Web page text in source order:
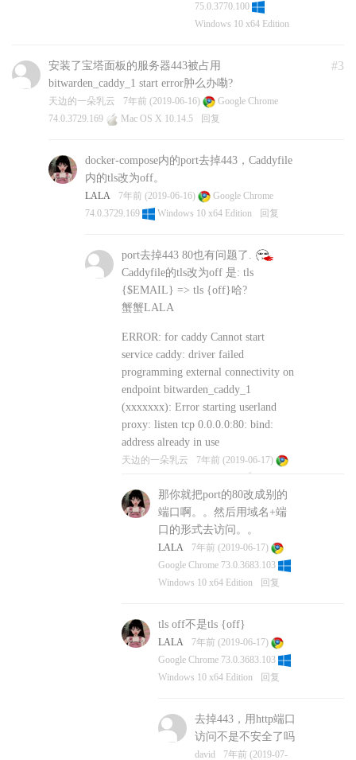
75.0.3770.100
Windows 10 x64 Edition
#3
安装了宝塔面板的服务器443被占用
bitwarden_caddy_1 start error肿么办嘞?
天边的一朵乳云 7年前 (2019-06-16)
Google Chrome
74.0.3729.169
Mac OS X 10.14.5 回复
docker-compose内的port去掉443，Caddyfile
内的tls改为off。
LALA 7年前 (2019-06-16)
Google Chrome
74.0.3729.169
Windows 10 x64 Edition 回复
port去掉443 80也有问题了.
Caddyfile的tls改为off 是: tls
{$EMAIL} => tls {off}哈?
蟹蟹LALA
ERROR: for caddy Cannot start
service caddy: driver failed
programming external connectivity on
endpoint bitwarden_caddy_1
(xxxxxxx): Error starting userland
proxy: listen tcp 0.0.0.0:80: bind:
address already in use
天边的一朵乳云
7年前 (2019-06-17)
X 10.14.5
回复
那你就把port的80改成别的
端口啊。。然后用域名+端
口的形式去访问。。
LALA
7年前 (2019-06-17)
Google Chrome 73.0.3683.103
Windows 10 x64 Edition
回复
tls off不是tls {off}
LALA
7年前 (2019-06-17)
Google Chrome 73.0.3683.103
Windows 10 x64 Edition
回复
去掉443，用http端口
访问不是不安全了吗
david 7年前 (2019-07-